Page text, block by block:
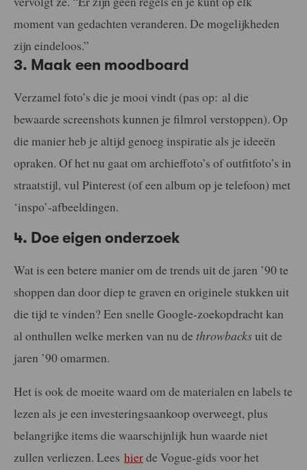
moment van gedachten veranderen. De mogelijkheden
zijn eindeloos.”
3. Maak een moodboard
Verzamel foto’s die je mooi vindt (pas op: al die
bewaarde screenshots kunnen je filmrol verstoppen). Op
die manier heb je altijd genoeg inspiratie als je ideeën
opraken. Of het nu gaat om archieffoto’s of outfitfoto’s in
straatstijl, vul Pinterest (of een album op je telefoon) met
‘inspo’-afbeeldingen.
4. Doe eigen onderzoek
Wat is een betere manier om de trends uit de jaren ’90 te
shoppen dan door diep te graven en originele stukken uit
die tijd te vinden? Een snelle Google-zoekopdracht kan
al onthullen welke merken van nu de throwbacksuit de
jaren ’90 omarmen.
Het is ook de moeite waard om de materialen en labels te
lezen als je een investeringsaankoop overweegt, plus
belangrijke items die waarschijnlijk hun waarde niet
zullen verliezen. Lees hierde Vogue-gids voor het